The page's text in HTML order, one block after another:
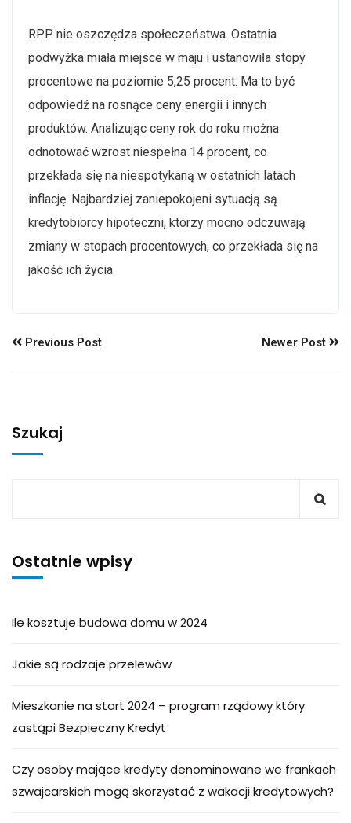
RPP nie oszczędza społeczeństwa. Ostatnia
podwyżka miała miejsce w maju i ustanowiła stopy
procentowe na poziomie 5,25 procent. Ma to być
odpowiedź na rosnące ceny energii i innych
produktów. Analizując ceny rok do roku można
odnotować wzrost niespełna 14 procent, co
przekłada się na niespotykaną w ostatnich latach
inflację. Najbardziej zaniepokojeni sytuacją są
kredytobiorcy hipoteczni, którzy mocno odczuwają
zmiany w stopach procentowych, co przekłada się na
jakość ich życia.
Previous Post Newer Post
Szukaj
Ostatnie wpisy
Ile kosztuje budowa domu w 2024
Jakie są rodzaje przelewów
Mieszkanie na start 2024 – program rządowy który
zastąpi Bezpieczny Kredyt
Czy osoby mające kredyty denominowane we frankach
szwajcarskich mogą skorzystać z wakacji kredytowych?